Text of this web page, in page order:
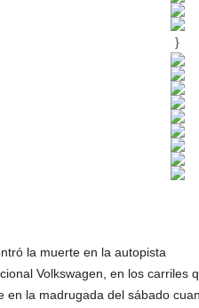
}
la muerte en la autopista
Volkswagen, en los carriles
la madrugada del sábado